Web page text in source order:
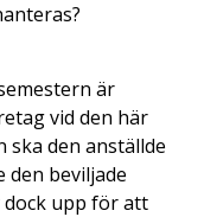
är
vid den här
ska den anställde
den beviljade
upp för att